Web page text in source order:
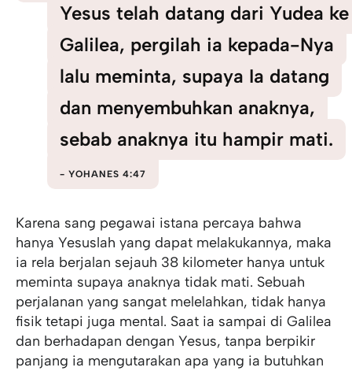
Yesus telah datang dari Yudea ke
Galilea, pergilah ia kepada-Nya
lalu meminta, supaya Ia datang
dan menyembuhkan anaknya,
sebab anaknya itu hampir mati.
YOHANES 4:47
Karena sang pegawai istana percaya bahwa
hanya Yesuslah yang dapat melakukannya, maka
ia rela berjalan sejauh 38 kilometer hanya untuk
meminta supaya anaknya tidak mati. Sebuah
perjalanan yang sangat melelahkan, tidak hanya
fisik tetapi juga mental. Saat ia sampai di Galilea
dan berhadapan dengan Yesus, tanpa berpikir
panjang ia mengutarakan apa yang ia butuhkan